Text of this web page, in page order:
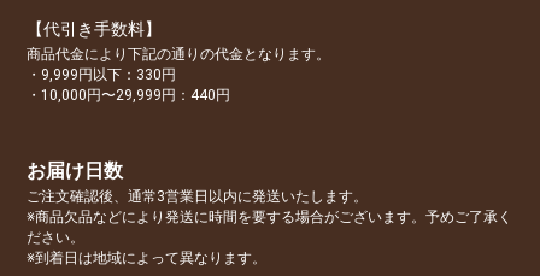
【代引き手数料】
商品代金により下記の通りの代金となります。
・9,999円以下：330円
・10,000円〜29,999円：440円
お届け日数
ご注文確認後、通常3営業日以内に発送いたします。
※商品欠品などにより発送に時間を要する場合がございます。予めご了承く
ださい。
※到着日は地域によって異なります。